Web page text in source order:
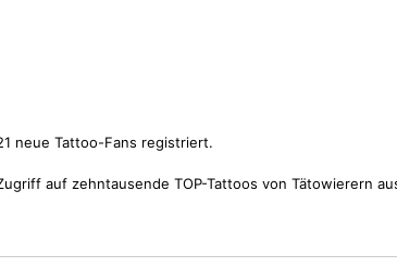
neue Tattoo-Fans registriert.
auf zehntausende TOP-Tattoos von Tätowierern